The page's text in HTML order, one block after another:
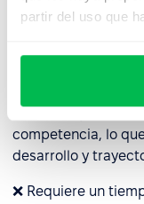
partir del uso que
evaluar
❌ Se centra en el
organizacional, el
competencia, lo
desarrollo y
❌ Requiere un